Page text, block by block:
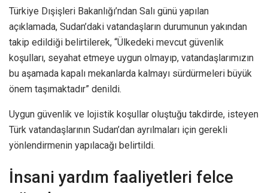
Türkiye Dışişleri Bakanlığı’ndan Salı günü yapılan
açıklamada, Sudan’daki vatandaşların durumunun yakından
takip edildiği belirtilerek, “Ülkedeki mevcut güvenlik
koşulları, seyahat etmeye uygun olmayıp, vatandaşlarımızın
bu aşamada kapalı mekanlarda kalmayı sürdürmeleri büyük
önem taşımaktadır” denildi.
Uygun güvenlik ve lojistik koşullar oluştuğu takdirde, isteyen
Türk vatandaşlarının Sudan’dan ayrılmaları için gerekli
yönlendirmenin yapılacağı belirtildi.
İnsani yardım faaliyetleri felce